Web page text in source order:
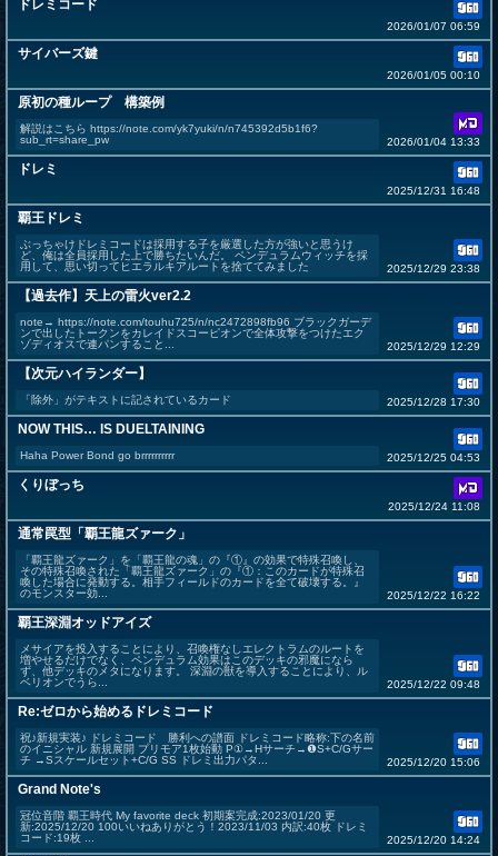
ドレミコード
2026/01/07 06:59
サイバーズ鍵
2026/01/05 00:10
原初の種ループ 構築例
解説はこちら https://note.com/yk7yuki/n/n745392d5b1f6?
sub_rt=share_pw
2026/01/04 13:33
ドレミ
2025/12/31 16:48
覇王ドレミ
ぶっちゃけドレミコードは採用する子を厳選した方が強いと思うけ
ど、俺は全員採用した上で勝ちたいんだ。 ペンデュラムウィッチを採
用して、思い切ってヒエラルキアルートを捨ててみました
2025/12/29 23:38
【過去作】天上の雷火ver2.2
note→ https://note.com/touhu725/n/nc2472898fb96 ブラックガーデ
ンで出したトークンをカレイドスコーピオンで全体攻撃をつけたエク
ゾディオスで連パンすること...
2025/12/29 12:29
【次元ハイランダー】
「除外」がテキストに記されているカード 2025/12/28 17:30
NOW THIS… IS DUELTAINING
Haha Power Bond go brrrrrrrrrr 2025/12/25 04:53
くりぼっち
2025/12/24 11:08
通常罠型「覇王龍ズァーク」
「覇王龍ズァーク」を「覇王龍の魂」の『①』の効果で特殊召喚し、
その特殊召喚された「覇王龍ズァーク」の『①：このカードが特殊召
喚した場合に発動する。相手フィールドのカードを全て破壊する。』
のモンスター効...
2025/12/22 16:22
覇王深淵オッドアイズ
メサイアを投入することにより、召喚権なしエレクトラムのルートを
増やせるだけでなく、ペンデュラム効果はこのデッキの邪魔になら
ず、他デッキのメタになります。 深淵の獣を導入することにより、ル
ベリオンでうら...
2025/12/22 09:48
Re:ゼロから始めるドレミコード
祝♪新規実装♪ ドレミコード 勝利への譜面 ドレミコード略称:下の名前
のイニシャル 新規展開 プリモア1枚始動 P①→Hサーチ→❶S+C/Gサー
チ →Sスケールセット+C/G SS ドレミ出力パタ...
2025/12/20 15:06
Grand Note's
冠位音階 覇王時代 My favorite deck 初期案完成:2023/01/20 更
新:2025/12/20 100いいねありがとう！2023/11/03 内訳:40枚 ドレミ
コード:19枚 ...
2025/12/20 14:24